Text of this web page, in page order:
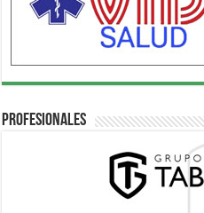
Profesionales